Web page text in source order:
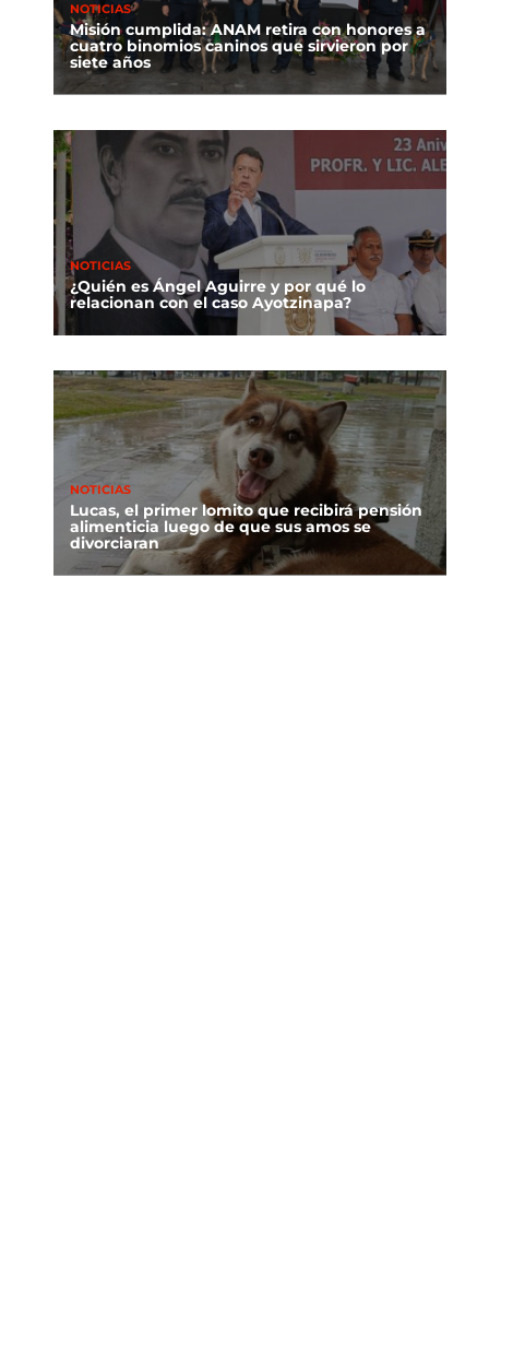
NOTICIAS
Misión cumplida: ANAM retira con honores a
cuatro binomios caninos que sirvieron por
siete años
NOTICIAS
¿Quién es Ángel Aguirre y por qué lo
relacionan con el caso Ayotzinapa?
NOTICIAS
Lucas, el primer lomito que recibirá pensión
alimenticia luego de que sus amos se
divorciaran